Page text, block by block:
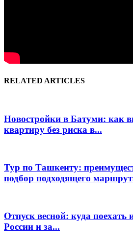
RELATED ARTICLES
Новостройки в Батуми: как
квартиру без риска в...
Тур по Ташкенту:
подбор подходящего
Отпуск весной: куда поехать
России и за...